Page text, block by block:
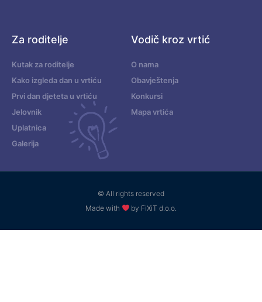
Za roditelje
Kutak za roditelje
Kako izgleda dan u vrtiću
Prvi dan djeteta u vrtiću
Jelovnik
Uplatnica
Galerija
Vodič kroz vrtić
O nama
Obavještenja
Konkursi
Mapa vrtića
© All rights reserved
Made with
by FiXiT d.o.o.